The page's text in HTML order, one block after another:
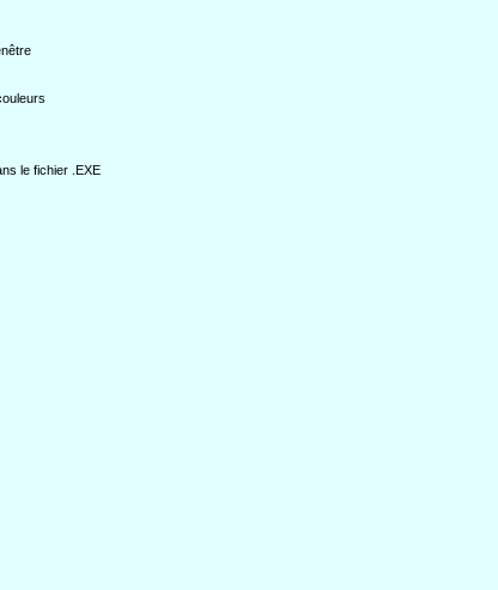
le fichier .EXE